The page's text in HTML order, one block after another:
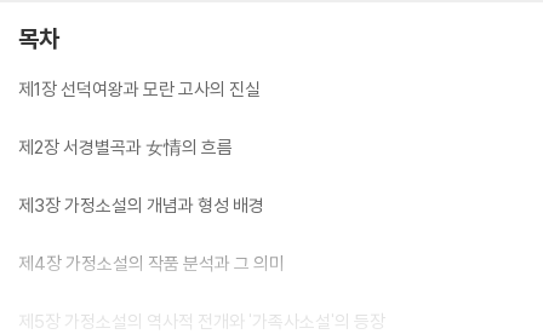
목차
제1장 선덕여왕과 모란 고사의 진실
제2장 서경별곡과 女情의 흐름
제3장 가정소설의 개념과 형성 배경
제4장 가정소설의 작품 분석과 그 의미
제5장 가정소설의 역사적 전개와 '가족사소설'의 등장